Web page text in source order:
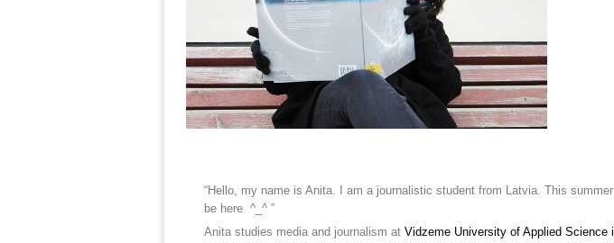
“Hello, my name is Anita. I am a journalistic student from Latvia. This
be here ^_^ ”
Anita studies media and journalism at Vidzeme University of Applied Science